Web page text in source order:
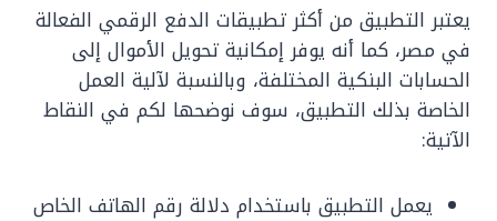
يعتبر التطبيق من أكثر تطبيقات الدفع الرقمي الفعالة
في مصر، كما أنه يوفر إمكانية تحويل الأموال إلى
الحسابات البنكية المختلفة، وبالنسبة لآلية العمل
الخاصة بذلك التطبيق، سوف نوضحها لكم في النقاط
الآتية:
يعمل التطبيق باستخدام دلالة رقم الهاتف الخاص